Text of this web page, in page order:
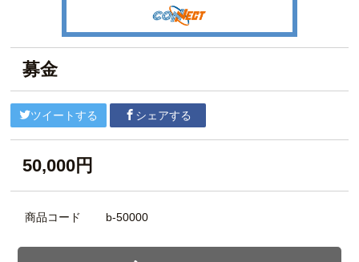
募金
ツイートする シェアする
50,000円
商品コード b-50000